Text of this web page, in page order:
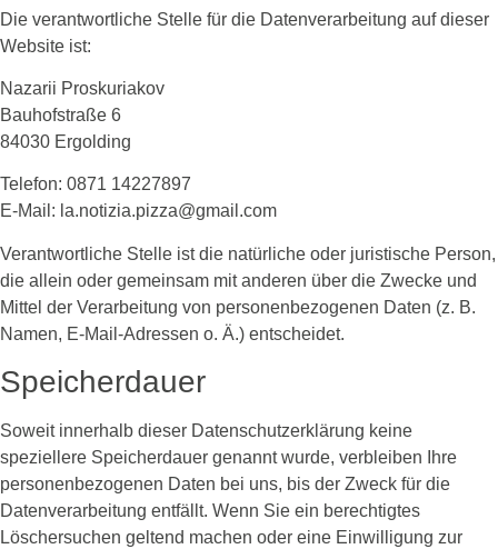
Die verantwortliche Stelle für die Datenverarbeitung auf dieser
Website ist:
Nazarii Proskuriakov
Bauhofstraße 6
84030 Ergolding
Telefon: 0871 14227897
E-Mail: la.notizia.pizza@gmail.com
Verantwortliche Stelle ist die natürliche oder juristische Person,
die allein oder gemeinsam mit anderen über die Zwecke und
Mittel der Verarbeitung von personenbezogenen Daten (z. B.
Namen, E-Mail-Adressen o. Ä.) entscheidet.
Speicherdauer
Soweit innerhalb dieser Datenschutzerklärung keine
speziellere Speicherdauer genannt wurde, verbleiben Ihre
personenbezogenen Daten bei uns, bis der Zweck für die
Datenverarbeitung entfällt. Wenn Sie ein berechtigtes
Löschersuchen geltend machen oder eine Einwilligung zur